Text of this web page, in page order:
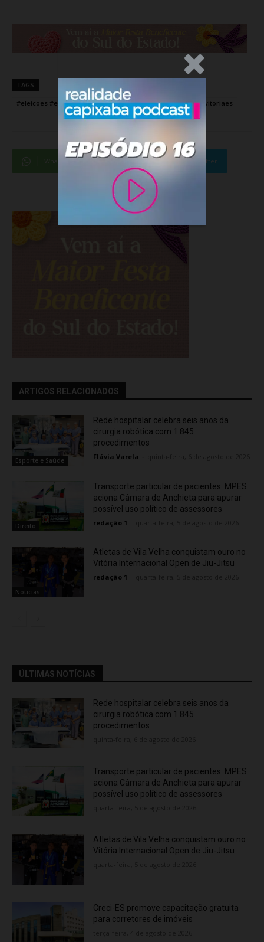
TAGS
#eleicoes #eleicoes2020 #eleicoesmunicipais #prefeitos #vitoriaes
WhatsApp Facebook Twitter
ARTIGOS RELACIONADOS
Esporte e Saúde
Rede hospitalar celebra seis anos da
cirurgia robótica com 1.845
procedimentos
Flávia Varela
Direito
Transporte particular de pacientes: MPES
aciona Câmara de Anchieta para apurar
possível uso político de assessores
redação 1
Noticias
Atletas de Vila Velha conquistam ouro no
Vitória Internacional Open de Jiu-Jitsu
redação 1
ÚLTIMAS NOTÍCIAS
Rede hospitalar celebra seis anos da
cirurgia robótica com 1.845
procedimentos
Transporte particular de pacientes: MPES
aciona Câmara de Anchieta para apurar
possível uso político de assessores
Atletas de Vila Velha conquistam ouro no
Vitória Internacional Open de Jiu-Jitsu
Creci-ES promove capacitação gratuita
para corretores de imóveis